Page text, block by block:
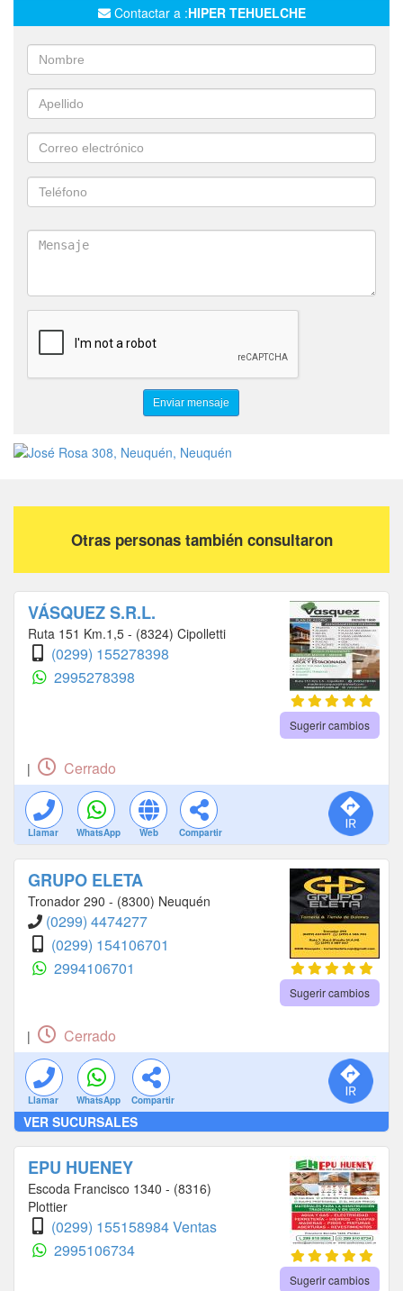
Contactar a :HIPER TEHUELCHE
Otras personas también consultaron
VÁSQUEZ S.R.L.
Ruta 151 Km.1,5 - (8324) Cipolletti
(0299) 155278398
2995278398
Sugerir cambios
| Cerrado
Llamar WhatsApp Web Compartir
GRUPO ELETA
Tronador 290 - (8300) Neuquén
(0299) 4474277
(0299) 154106701
2994106701
Sugerir cambios
| Cerrado
Llamar WhatsApp Compartir
VER SUCURSALES
EPU HUENEY
Escoda Francisco 1340 - (8316)
Plottier
(0299) 155158984 Ventas
2995106734
Sugerir cambios